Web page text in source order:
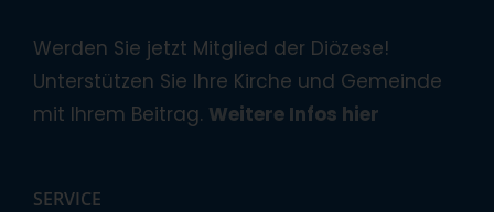
Werden Sie jetzt Mitglied der Diözese!
Unterstützen Sie Ihre Kirche und Gemeinde
mit Ihrem Beitrag. Weitere Infos hier
SERVICE